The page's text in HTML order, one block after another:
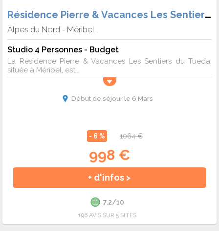
Résidence Pierre & Vacances Les Sentiers du Tueda
Alpes du Nord - Méribel
Studio 4 Personnes - Budget
La Résidence Pierre & Vacances Les Sentiers du Tueda,
située à Méribel, est...
Début de séjour le 6 Mars
- 6 % 1064 €
998 €
+ d'infos >
7.2/10
196 AVIS SUR 5 SITES